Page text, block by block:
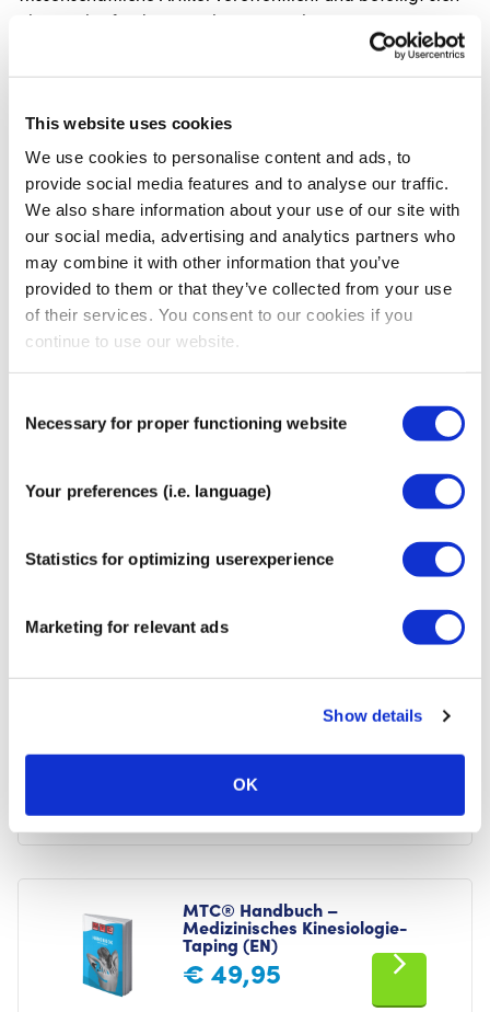
This website uses cookies
We use cookies to personalise content and ads, to
provide social media features and to analyse our traffic.
We also share information about your use of our site with
our social media, advertising and analytics partners who
may combine it with other information that you’ve
provided to them or that they’ve collected from your use
of their services. You consent to our cookies if you
continue to use our website.
Selection
Necessary for proper functioning website
Your preferences (i.e. language)
Statistics for optimizing userexperience
Marketing for relevant ads
Show details
OK
aktiv an laufenden Forschungsprojekten.
Neuromuskuläres Taping: Behandlung von Ödemen,
Dekompressive Taping Techniken für die lymphatische
Autor:David Blow
Abmessungen:22 × 28 × 3 cm
Seiten:432
Sprache: Englisch
Abbildungen:mehr als 1.300
ISBN:978 88 7051 599 2
Verlag:Edi Ermes, Mailand
Mehr Informationen
Anzahl der Seiten
432
Anzahl der Bilder
+ 1300
CrossLinq® Handbuch für
Akupressur-Taping (EN)
€49,95
MTC® Handbuch –
Medizinisches Kinesiologie-
Taping (EN)
€ 49,95